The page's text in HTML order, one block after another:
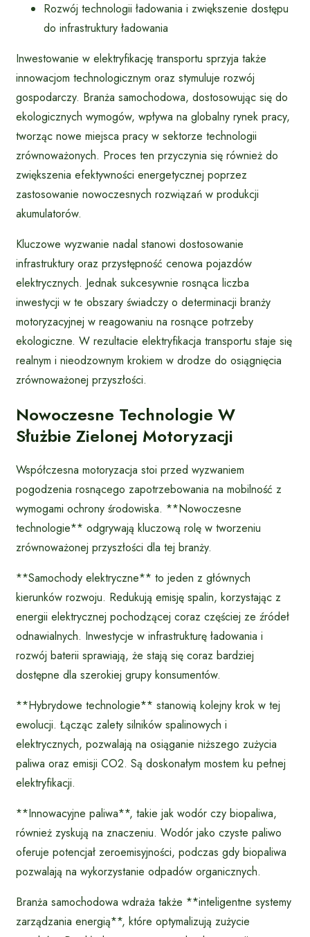
Rozwój technologii ładowania i zwiększenie dostępu
do infrastruktury ładowania
Inwestowanie w elektryfikację transportu sprzyja także
innowacjom technologicznym oraz stymuluje rozwój
gospodarczy. Branża samochodowa, dostosowując się do
ekologicznych wymogów, wpływa na globalny rynek pracy,
tworząc nowe miejsca pracy w sektorze technologii
zrównoważonych. Proces ten przyczynia się również do
zwiększenia efektywności energetycznej poprzez
zastosowanie nowoczesnych rozwiązań w produkcji
akumulatorów.
Kluczowe wyzwanie nadal stanowi dostosowanie
infrastruktury oraz przystępność cenowa pojazdów
elektrycznych. Jednak sukcesywnie rosnąca liczba
inwestycji w te obszary świadczy o determinacji branży
motoryzacyjnej w reagowaniu na rosnące potrzeby
ekologiczne. W rezultacie elektryfikacja transportu staje się
realnym i nieodzownym krokiem w drodze do osiągnięcia
zrównoważonej przyszłości.
Nowoczesne Technologie W
Służbie Zielonej Motoryzacji
Współczesna motoryzacja stoi przed wyzwaniem
pogodzenia rosnącego zapotrzebowania na mobilność z
wymogami ochrony środowiska. **Nowoczesne
technologie** odgrywają kluczową rolę w tworzeniu
zrównoważonej przyszłości dla tej branży.
**Samochody elektryczne** to jeden z głównych
kierunków rozwoju. Redukują emisję spalin, korzystając z
energii elektrycznej pochodzącej coraz częściej ze źródeł
odnawialnych. Inwestycje w infrastrukturę ładowania i
rozwój baterii sprawiają, że stają się coraz bardziej
dostępne dla szerokiej grupy konsumentów.
**Hybrydowe technologie** stanowią kolejny krok w tej
ewolucji. Łącząc zalety silników spalinowych i
elektrycznych, pozwalają na osiąganie niższego zużycia
paliwa oraz emisji CO2. Są doskonałym mostem ku pełnej
elektryfikacji.
**Innowacyjne paliwa**, takie jak wodór czy biopaliwa,
również zyskują na znaczeniu. Wodór jako czyste paliwo
oferuje potencjał zeroemisyjności, podczas gdy biopaliwa
pozwalają na wykorzystanie odpadów organicznych.
Branża samochodowa wdraża także **inteligentne systemy
zarządzania energią**, które optymalizują zużycie